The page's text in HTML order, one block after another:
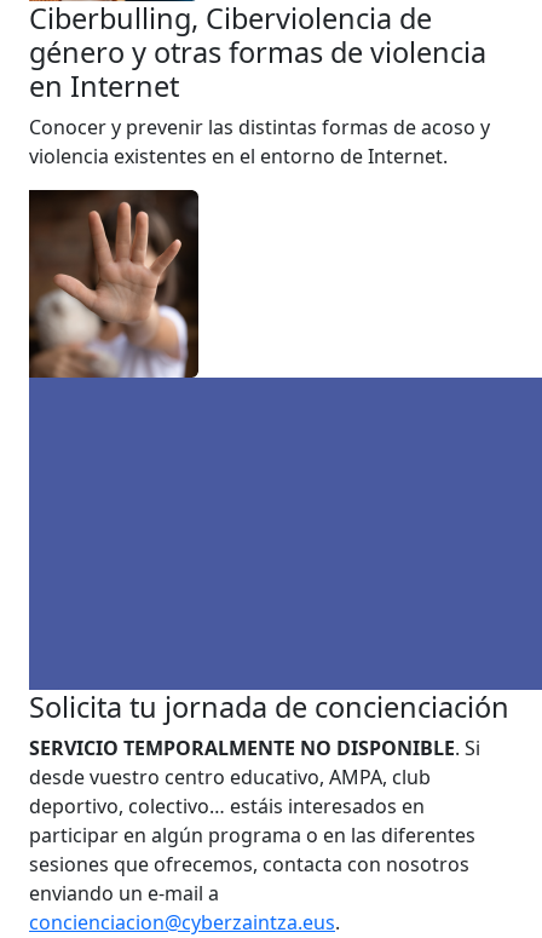
Ciberbulling, Ciberviolencia de
género y otras formas de violencia
en Internet
Conocer y prevenir las distintas formas de acoso y
violencia existentes en el entorno de Internet.
Solicita tu jornada de concienciación
SERVICIO TEMPORALMENTE NO DISPONIBLE. Si
desde vuestro centro educativo, AMPA, club
deportivo, colectivo… estáis interesados en
participar en algún programa o en las diferentes
sesiones que ofrecemos, contacta con nosotros
enviando un e-mail a
concienciacion@cyberzaintza.eus.